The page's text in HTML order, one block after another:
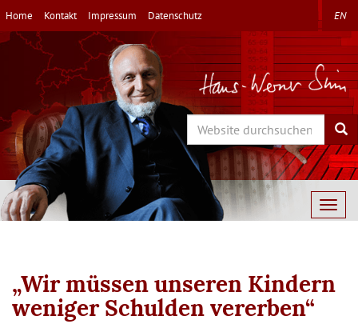
Direkt
zum
Inhalt
Home Kontakt Impressum Datenschutz EN
Search
„Wir müssen unseren Kindern
weniger Schulden vererben“